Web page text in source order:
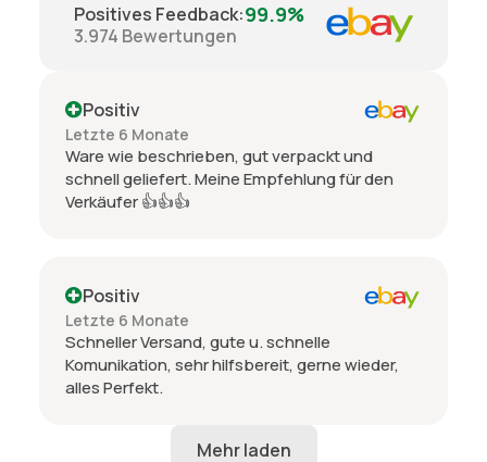
Positives Feedback:99.9%
3.974 Bewertungen
Positiv
Letzte 6 Monate
Ware wie beschrieben, gut verpackt und
schnell geliefert. Meine Empfehlung für den
Verkäufer 👍👍👍
Positiv
Letzte 6 Monate
Schneller Versand, gute u. schnelle
Komunikation, sehr hilfsbereit, gerne wieder,
alles Perfekt.